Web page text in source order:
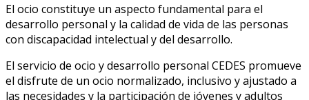
El ocio constituye un aspecto fundamental para el
desarrollo personal y la calidad de vida de las personas
con discapacidad intelectual y del desarrollo.
El servicio de ocio y desarrollo personal CEDES promueve
el disfrute de un ocio normalizado, inclusivo y ajustado a
las necesidades y la participación de jóvenes y adultos